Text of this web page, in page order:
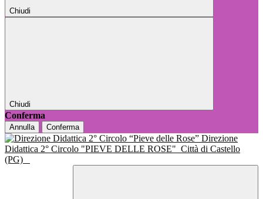
Chiudi
Chiudi
Conferma
Annulla Conferma
Direzione
Didattica 2° Circolo "PIEVE DELLE ROSE" Città di Castello
(PG)